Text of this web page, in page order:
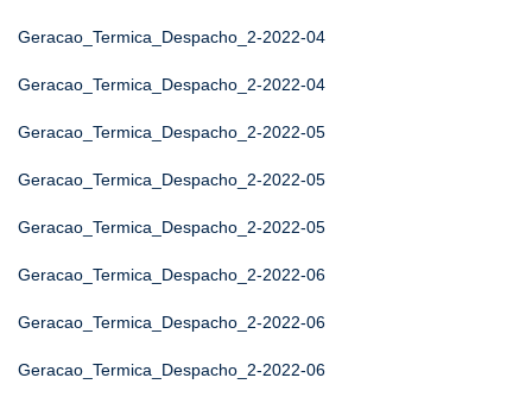
Geracao_Termica_Despacho_2-2022-04
Geracao_Termica_Despacho_2-2022-04
Geracao_Termica_Despacho_2-2022-05
Geracao_Termica_Despacho_2-2022-05
Geracao_Termica_Despacho_2-2022-05
Geracao_Termica_Despacho_2-2022-06
Geracao_Termica_Despacho_2-2022-06
Geracao_Termica_Despacho_2-2022-06